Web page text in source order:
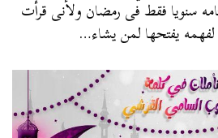
سنويا فقط فى رمضان ولأنى قرأت
يفتحها لمن يشاء…